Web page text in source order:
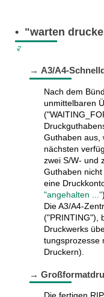
• "warten
→ A3/A4-
Nach dem
unmittel­baren
Guthaben aus,
nächsten
zwei S/W- und
Guthaben
eine
"angehalten ...").
Die A3/A4-
("PRINTING"),
Druck­werks
tungs­prozesse
Druckern).
→